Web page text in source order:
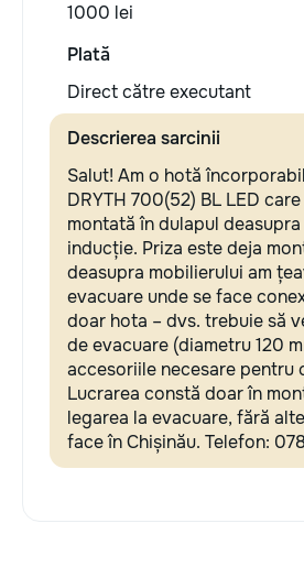
1000 lei
Plată
Direct către executant
Descrierea sarcinii
Salut! Am o hotă
DRYTH 700(52) BL LED
montată în dulapul
inducție. Priza este deja
deasupra mobilierului am
evacuare unde se face
doar hota – dvs. trebuie să
de evacuare (diametru 120
accesoriile necesare pentru
Lucrarea constă doar în
legarea la evacuare, fără
face în Chișinău. Telefon: